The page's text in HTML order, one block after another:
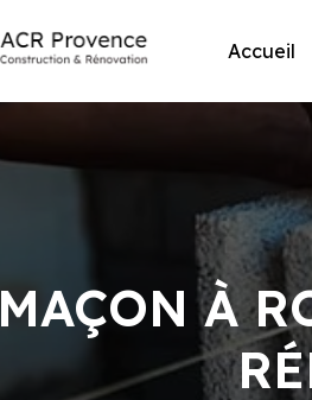
Accueil
MAÇON À